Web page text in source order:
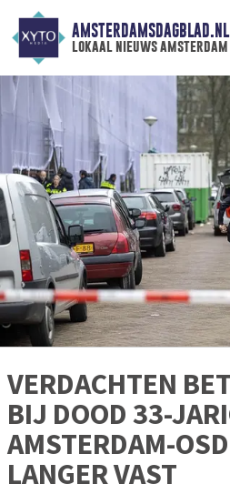
AMSTERDAMSDAGBLAD.NL
lokaal nieuws amsterdam
VERDACHTEN
BIJ DOOD 33-
AMSTERDAM-
LANGER VAST